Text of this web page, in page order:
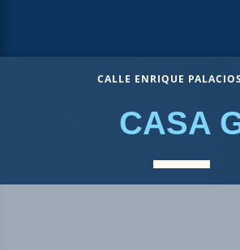
CALLE ENRIQUE
CASA